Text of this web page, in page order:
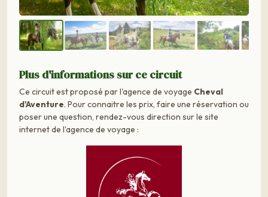
Plus d'informations sur ce circuit
Ce circuit est proposé par l'agence de voyage Cheval
d'Aventure. Pour connaitre les prix, faire une réservation ou
poser une question, rendez-vous direction sur le site
internet de l'agence de voyage :